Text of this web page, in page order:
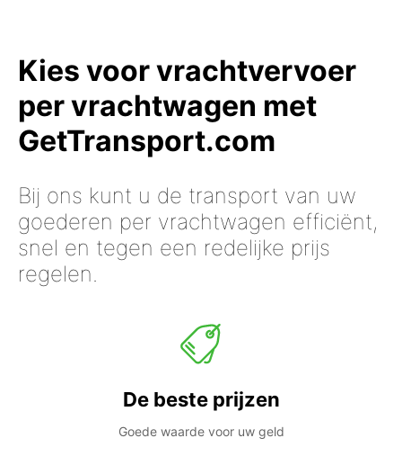
Kies voor vrachtvervoer
per vrachtwagen met
GetTransport.com
Bij ons kunt u de transport van uw
goederen per vrachtwagen efficiënt,
snel en tegen een redelijke prijs
regelen.
De beste prijzen
Goede waarde voor uw geld